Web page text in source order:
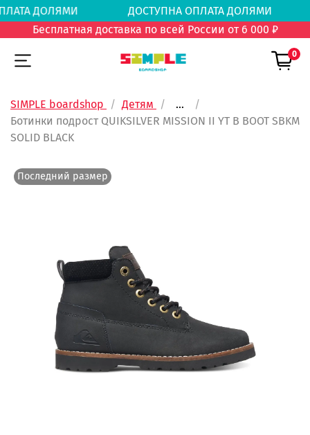
ОПЛАТА ДОЛЯМИ
ДОСТУПНА ОПЛАТА
Бесплатная доставка по всей России от 6 000 ₽
0
SIMPLE boardshop Детям
...
Ботинки подрост QUIKSILVER MISSION II YT B BOOT SBKM
SOLID BLACK
Последний размер